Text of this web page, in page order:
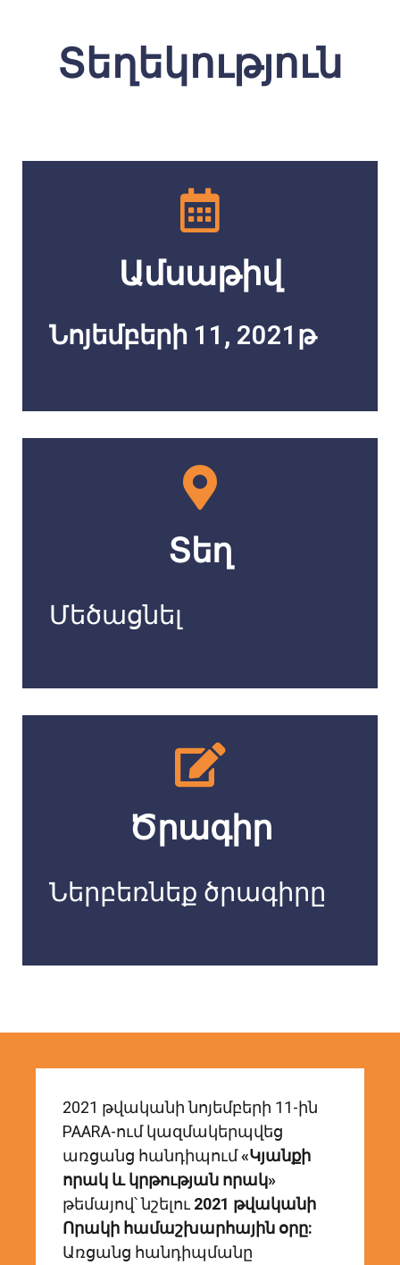
Տեղեկություն
Ամսաթիվ
Նոյեմբերի 11, 2021թ
Տեղ
Մեծացնել
Ծրագիր
Ներբեռնեք ծրագիրը
2021 թվականի նոյեմբերի 11-ին
PAARA-ում կազմակերպվեց
առցանց հանդիպում«Կյանքի
որակ և կրթության որակ»
թեմայով՝ նշելու 2021 թվականի
Որակի համաշխարհային օրը:
Առցանց հանդիպմանը